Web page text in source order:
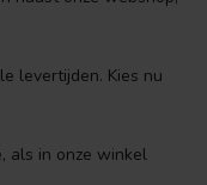
levertijden. Kies nu
als in onze winkel